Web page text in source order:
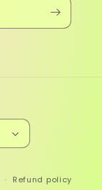
Refund policy